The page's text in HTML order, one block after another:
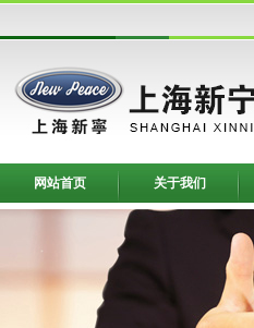
网站首页 关于我们